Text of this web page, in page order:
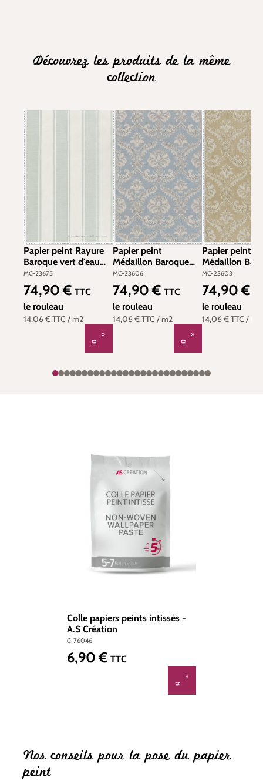
Découvrez les produits de la même
collection
Papier peint Rayure
Baroque vert d'eau
irisé - Venise de
Montecolino | Réf.
MC-23675
MC-23675
14,06 €TTC / m2
Prix régulier :
74,90 € TTC
le rouleau
Papier peint
Médaillon Baroque
bleu céleste doré -
Venise de
Montecolino | Réf.
MC-23606
MC-23606
14,06 €TTC / m2
Prix régulier :
74,90 € TTC
le rouleau
Papier peint
Médaillon
beige vanille
Venise de
Montecolino |
MC-23603
MC-23603
14,06 €TTC / m2
Prix régulier :
74,90 €
le rouleau
Colle papiers peints intissés -
A.S Création
C-76046
Prix régulier :
6,90 € TTC
Nos conseils pour la pose du papier
peint